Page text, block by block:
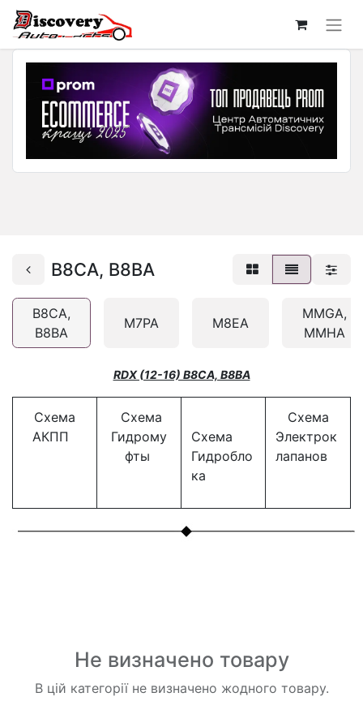
B8CA, B8BA
B8CA,
B8BA
M7PA M8EA
MMGA,
MMHA
RDX (12-16) B8CA, B8BA
Схема
АКПП
Схема
Гидрому
фты
Схема
Гидробло
ка
Схема
Электрок
лапанов
Не визначено товару
В цій категорії не визначено жодного товару.